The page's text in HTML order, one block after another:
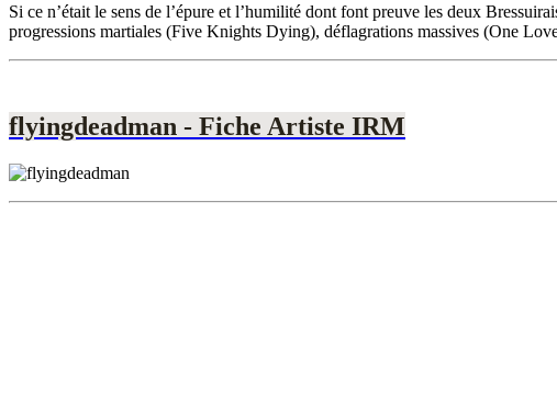
Si ce n’était le sens de l’épure et l’humilité dont font preuve les deux
progressions martiales (Five Knights Dying), déflagrations massives (One
flyingdeadman - Fiche Artiste IRM